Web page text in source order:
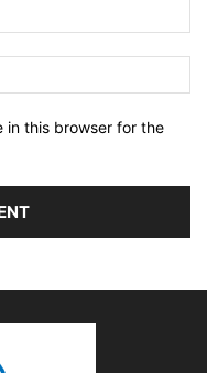
in this browser for the